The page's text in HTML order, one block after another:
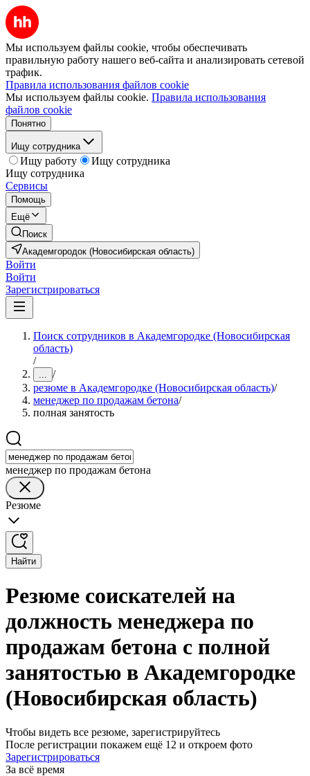
Мы используем файлы cookie, чтобы обеспечивать
правильную работу нашего веб-сайта и анализировать сетевой
трафик.
Правила использования файлов cookie
Мы используем файлы cookie. Правила использования
файлов cookie
Понятно
Ищу сотрудника
Ищу работу
Ищу сотрудника
Ищу сотрудника
Сервисы
Помощь
Ещё
Поиск
Академгородок (Новосибирская область)
Войти
Войти
Зарегистрироваться
Поиск сотрудников в Академгородке (Новосибирская
область)
/
... /
резюме в Академгородке (Новосибирская область)/
менеджер по продажам бетона/
полная занятость
менеджер по продажам бетона
Резюме
Найти
Резюме соискателей на
должность менеджера по
продажам бетона с полной
занятостью в Академгородке
(Новосибирская область)
Чтобы видеть все резюме, зарегистрируйтесь
После регистрации покажем ещё 12 и откроем фото
Зарегистрироваться
За всё время